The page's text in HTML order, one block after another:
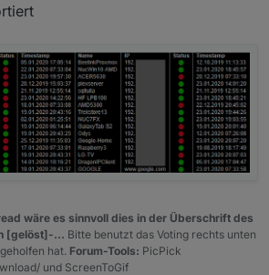
den Zeilen auch ein Strich/Rahmen
wäre es sinnvoll dies in der Überschrift des
[gelöst]-... Bitte benutzt das Voting rechts unten
hat. Forum-Tools: PicPick
und ScreenToGif